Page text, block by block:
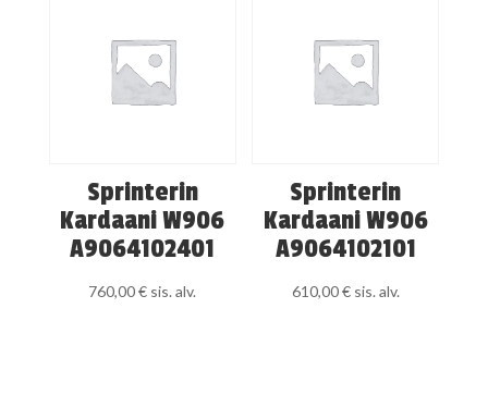
Sprinterin
Kardaani W906
A9064102401
760,00€ sis. alv.
Sprinterin
Kardaani W906
A9064102101
610,00€ sis. alv.